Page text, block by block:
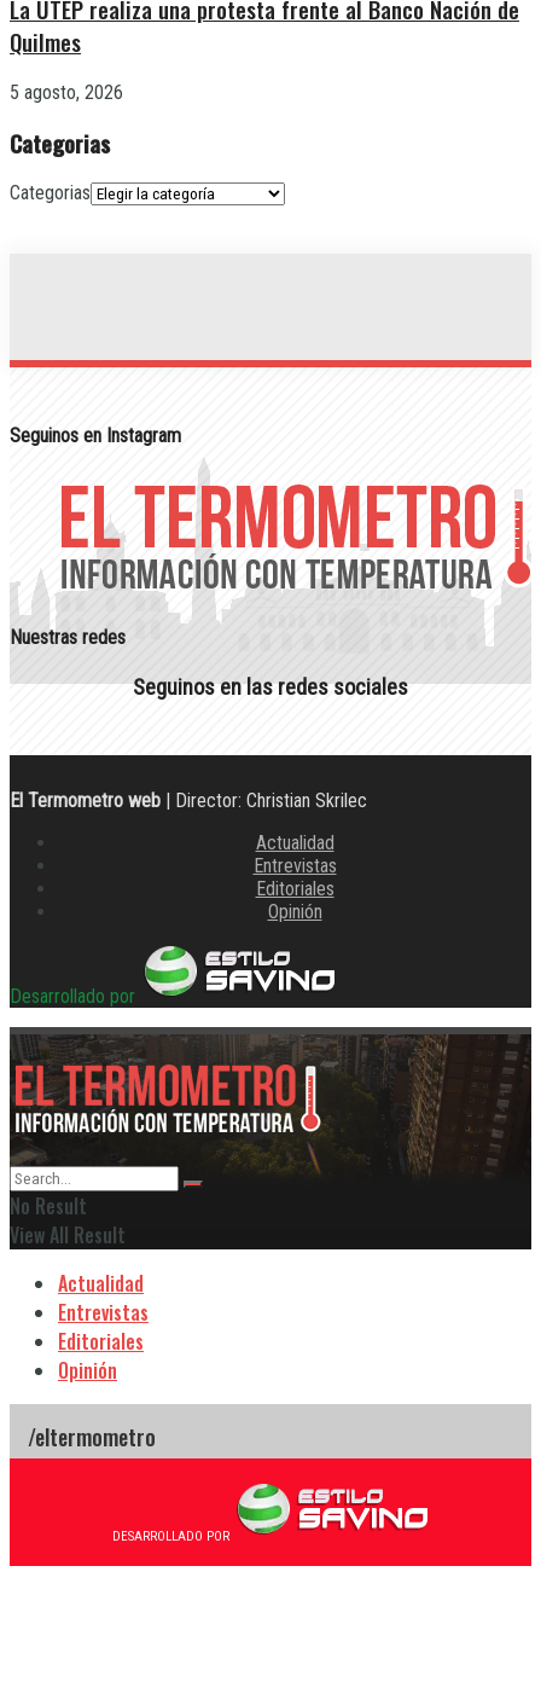
La UTEP realiza una protesta frente al Banco Nación de
Quilmes
5 agosto, 2026
Categorias
Categorias
Seguinos en Instagram
Nuestras redes
Seguinos en las redes sociales
El Termometro web | Director: Christian Skrilec
Actualidad
Entrevistas
Editoriales
Opinión
Desarrollado por
No Result
View All Result
Actualidad
Entrevistas
Editoriales
Opinión
DESARROLLADO POR